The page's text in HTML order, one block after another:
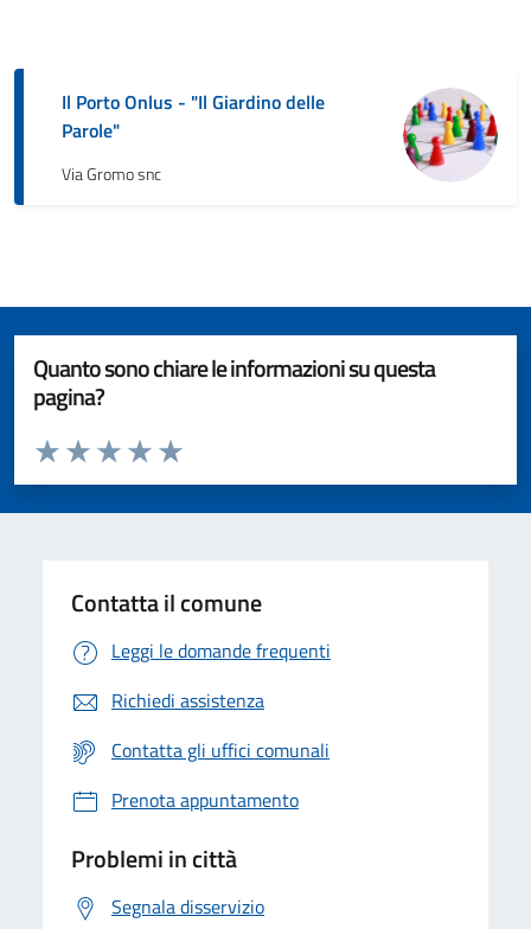
Il Porto Onlus - "Il Giardino delle
Parole"
Via Gromo snc
Quanto sono chiare le informazioni su questa
pagina?
Valuta da 1 a 5 stelle la pagina
Valuta 5 stelle su 5
Valuta 4 stelle su 5
Valuta 3 stelle su 5
Valuta 2 stelle su 5
Valuta 1 stelle su 5
Contatta il comune
Leggi le domande frequenti
Richiedi assistenza
Contatta gli uffici comunali
Prenota appuntamento
Problemi in città
Segnala disservizio